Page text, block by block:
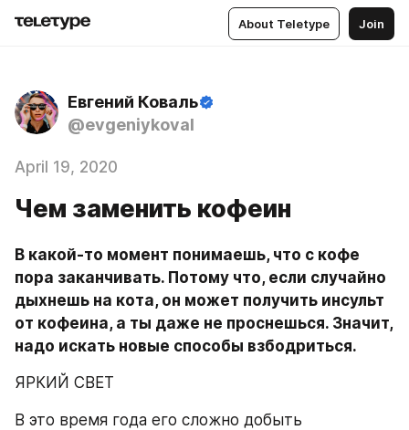
About Teletype Join
Евгений Коваль
@evgeniykoval
April 19, 2020
Чем заменить кофеин
В какой-то момент понимаешь, что с кофе
пора заканчивать. Потому что, если случайно
дыхнешь на кота, он может получить инсульт
от кофеина, а ты даже не проснешься. Значит,
надо искать новые способы взбодриться.
ЯРКИЙ СВЕТ
В это время года его сложно добыть